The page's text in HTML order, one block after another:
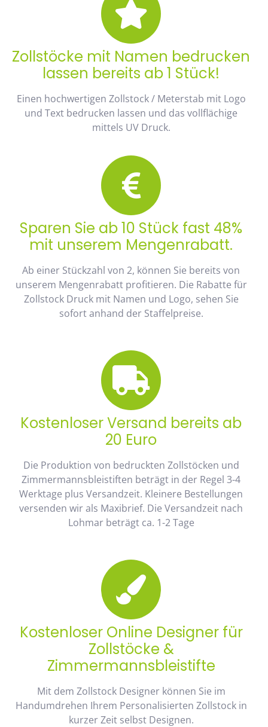
Zollstöcke mit Namen bedrucken
lassen bereits ab 1 Stück!
Einen hochwertigen Zollstock / Meterstab mit Logo
und Text bedrucken lassen und das vollflächige
mittels UV Druck.
Sparen Sie ab 10 Stück fast 48%
mit unserem Mengenrabatt.
Ab einer Stückzahl von 2, können Sie bereits von
unserem Mengenrabatt profitieren. Die Rabatte für
Zollstock Druck mit Namen und Logo, sehen Sie
sofort anhand der Staffelpreise.
Kostenloser Versand bereits ab
20 Euro
Die Produktion von bedruckten Zollstöcken und
Zimmermannsbleistiften beträgt in der Regel 3-4
Werktage plus Versandzeit. Kleinere Bestellungen
versenden wir als Maxibrief. Die Versandzeit nach
Lohmar beträgt ca. 1-2 Tage
Kostenloser Online Designer für
Zollstöcke &
Zimmermannsbleistifte
Mit dem Zollstock Designer können Sie im
Handumdrehen Ihrem Personalisierten Zollstock in
kurzer Zeit selbst Designen.